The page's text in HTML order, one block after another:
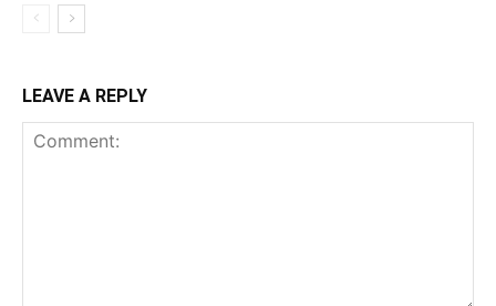
LEAVE A REPLY